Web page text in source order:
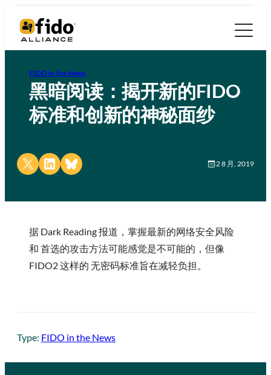
FIDO in the News
黑暗阅读：揭开新的FIDO
标准和创新的神秘面纱
Share on X Share on LinkedIn
Share on Bluesky 2 8 月, 2019
据 Dark Reading 报道，掌握最新的网络安全风险
和 首选的攻击方法可能感觉是不可能的，但像
FIDO2 这样的 无密码标准旨在减轻负担。
Type: FIDO in the News